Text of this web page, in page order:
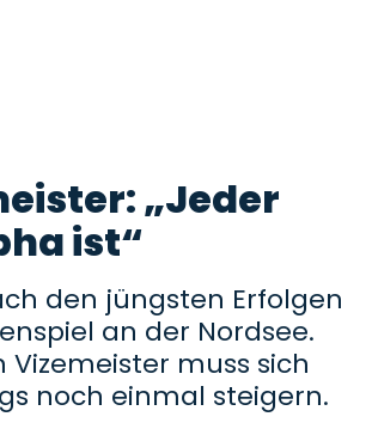
„Jeder
ist“
den jüngsten Erfolgen
an der Nordsee.
muss sich
noch einmal steigern.